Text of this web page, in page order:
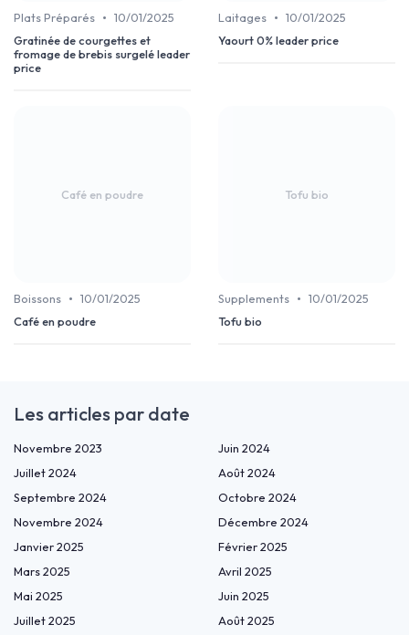
Plats Préparés • 10/01/2025
Gratinée de courgettes et
fromage de brebis surgelé leader
price
Laitages • 10/01/2025
Yaourt 0% leader price
Café en poudre
Boissons • 10/01/2025
Café en poudre
Tofu bio
Supplements • 10/01/2025
Tofu bio
Les articles par date
Novembre 2023
Juin 2024
Juillet 2024
Août 2024
Septembre 2024
Octobre 2024
Novembre 2024
Décembre 2024
Janvier 2025
Février 2025
Mars 2025
Avril 2025
Mai 2025
Juin 2025
Juillet 2025
Août 2025